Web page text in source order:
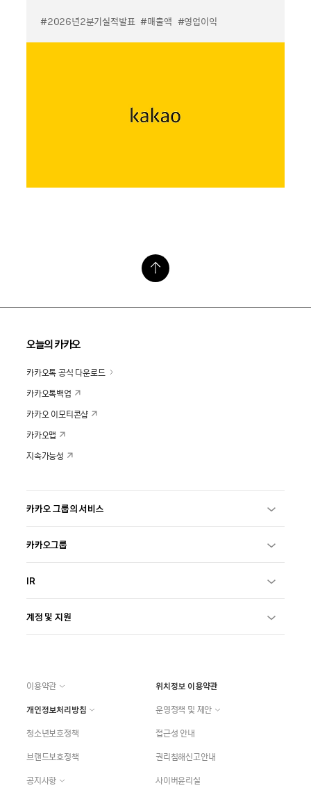
#2026년2분기실적발표 #매출액 #영업이익
오늘의 카카오
카카오톡 공식 다운로드
카카오톡백업
카카오 이모티콘샵
카카오맵
지속가능성
카카오 그룹의 서비스
카카오그룹
IR
계정 및 지원
이용약관
위치정보 이용약관
개인정보처리방침
운영정책 및 제안
청소년보호정책
접근성 안내
브랜드보호정책
권리침해신고안내
공지사항
사이버윤리실